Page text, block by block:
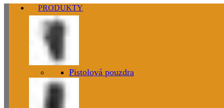
PRODUKTY
Pistolová pouzdra